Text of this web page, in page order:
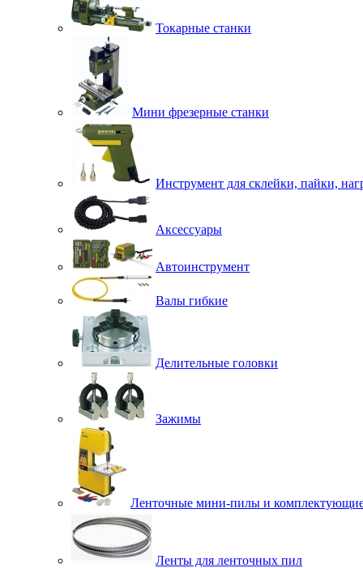
Токарные станки
Мини фрезерные станки
Инструмент для склейки, пайки,
Аксессуары
Автоинструмент
Валы гибкие
Делительные головки
Зажимы
Ленточные мини-пилы и
Ленты для ленточных пил